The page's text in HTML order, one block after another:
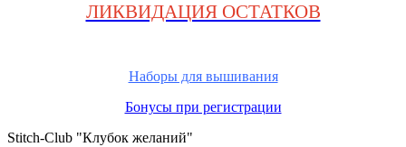
ЛИКВИДАЦИЯ ОСТАТКОВ
Наборы для вышивания
Бонусы при регистрации
Stitch-Club "Клубок желаний"